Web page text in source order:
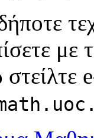
με